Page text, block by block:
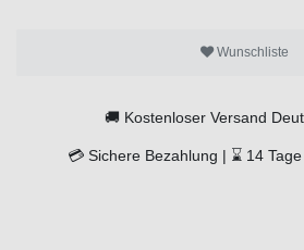
Wunschliste
🚚 Kostenloser Versand
💳 Sichere Bezahlung | ⌛ 14